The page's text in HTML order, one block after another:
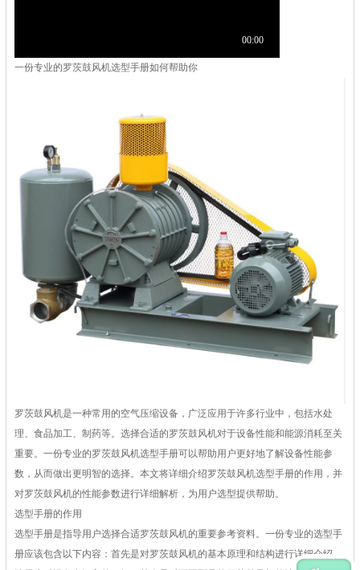
一份专业的罗茨鼓风机选型手册如何帮助你
罗茨鼓风机是一种常用的空气压缩设备，广泛应用于许多行业中，包括水处
理、食品加工、制药等。选择合适的罗茨鼓风机对于设备性能和能源消耗至关
重要。一份专业的罗茨鼓风机选型手册可以帮助用户更好地了解设备性能参
数，从而做出更明智的选择。本文将详细介绍罗茨鼓风机选型手册的作用，并
对罗茨鼓风机的性能参数进行详细解析，为用户选型提供帮助。
选型手册的作用
选型手册是指导用户选择合适罗茨鼓风机的重要参考资料。一份专业的选型手
册应该包含以下内容：首先是对罗茨鼓风机的基本原理和结构进行详细介绍，